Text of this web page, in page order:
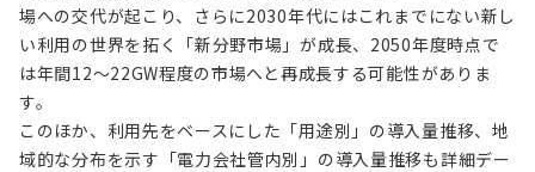
場への交代が起こり、さらに2030年代にはこれまでにない新し
い利用の世界を拓く「新分野市場」が成長、2050年度時点で
は年間12～22GW程度の市場へと再成長する可能性がありま
す。
このほか、利用先をベースにした「用途別」の導入量推移、地
域的な分布を示す「電力会社管内別」の導入量推移も詳細デー